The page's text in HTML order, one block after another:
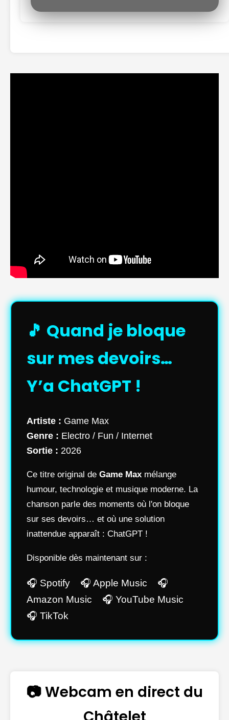
🎵 Quand je bloque
sur mes devoirs…
Y’a ChatGPT !
Artiste : Game Max
Genre : Electro / Fun / Internet
Sortie : 2026
Ce titre original de Game Max mélange
humour, technologie et musique moderne. La
chanson parle des moments où l'on bloque
sur ses devoirs… et où une solution
inattendue apparaît : ChatGPT !
Disponible dès maintenant sur :
🎧 Spotify 🎧 Apple Music 🎧
Amazon Music 🎧 YouTube Music
🎧 TikTok
📷 Webcam en direct du